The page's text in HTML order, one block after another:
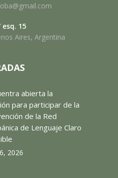
esq. 15
Aires, Argentina
abierta la
para participar de la
de la Red
de Lenguaje Claro
2026